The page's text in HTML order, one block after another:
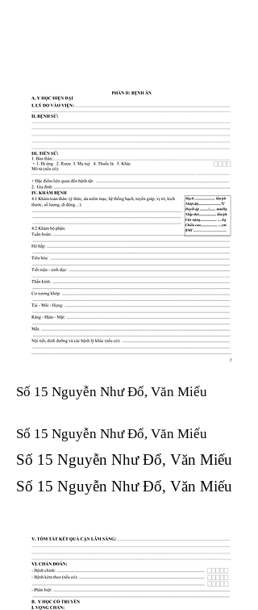
Số 15 Nguyễn Như Đổ, Văn Miếu
Số 15 Nguyễn Như Đổ, Văn Miếu​​​​
Số 15 Nguyễn Như Đổ, Văn Miếu​​​​
Số 15 Nguyễn Như Đổ, Văn Miếu​​​​